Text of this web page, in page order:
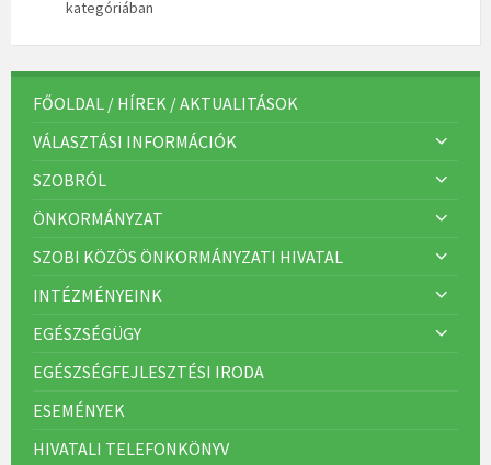
kategóriában
FŐOLDAL / HÍREK / AKTUALITÁSOK
VÁLASZTÁSI INFORMÁCIÓK
SZOBRÓL
ÖNKORMÁNYZAT
SZOBI KÖZÖS ÖNKORMÁNYZATI HIVATAL
INTÉZMÉNYEINK
EGÉSZSÉGÜGY
EGÉSZSÉGFEJLESZTÉSI IRODA
ESEMÉNYEK
HIVATALI TELEFONKÖNYV